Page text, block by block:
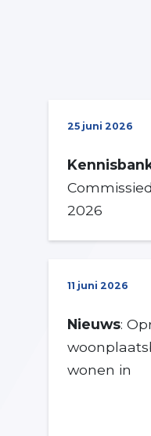
25 juni 2026
2026
11 juni 2026
Nieuws:
wonen in